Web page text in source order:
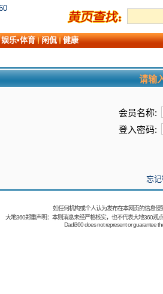
娱乐•体育 闲侃 健康
请输
会员名称:
登入密码:
忘
如任何机构或个人认为发布在本网页的信息
大地360郑重声明：本则消息未经严格核实，也不代表大地360观
Dadi360 does not represent or guarantee